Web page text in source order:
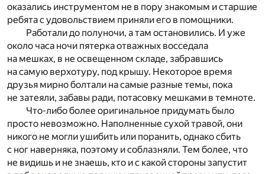
оказались инструментом не в пору знакомым и старшие
ребята с удовольствием приняли его в помощники.
Работали до полуночи, а там остановились. И уже
около часа ночи пятерка отважных восседала
на мешках, в не освещенном складе, забравшись
на самую верхотуру, под крышу. Некоторое время
друзья мирно болтали на самые разные темы, пока
не затеяли, забавы ради, потасовку мешками в темноте.
Что-либо более оригинальное придумать было
просто невозможно. Наполненные сухой травой, они
никого не могли ушибить или поранить, однако сбить
с ног наверняка, поэтому и соблазняли. Тем более, что
не видишь и не знаешь, кто и с какой стороны запустит